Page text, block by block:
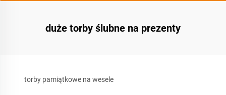
duże torby ślubne na prezenty
torby pamiątkowe na wesele